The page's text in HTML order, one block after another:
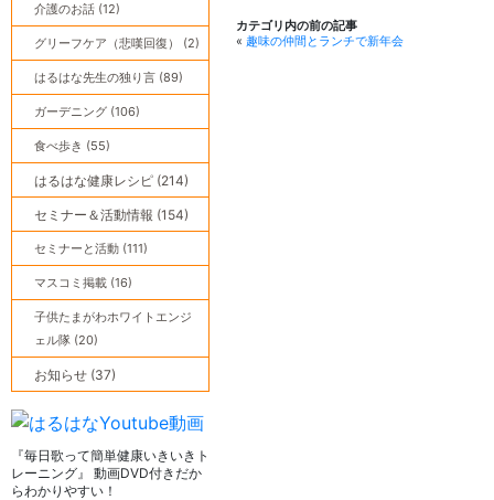
カテゴリ内の前の記事
« 趣味の仲間とランチで新年会
介護のお話 (12)
グリーフケア（悲嘆回復） (2)
はるはな先生の独り言 (89)
ガーデニング (106)
食べ歩き (55)
はるはな健康レシピ (214)
セミナー＆活動情報 (154)
セミナーと活動 (111)
マスコミ掲載 (16)
子供たまがわホワイトエンジ
ェル隊 (20)
お知らせ (37)
『毎日歌って簡単健康いきいきト
レーニング』 動画DVD付きだか
らわかりやすい！